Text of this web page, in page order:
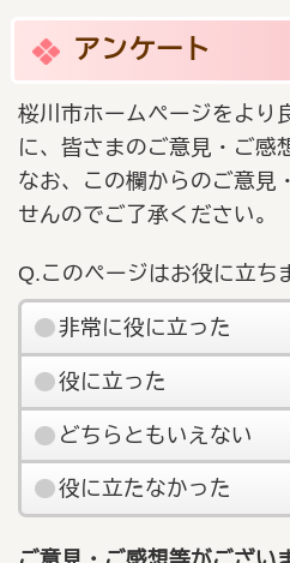
アンケート
桜川市ホームページをより
に、皆さまのご意見・ご感
なお、この欄からのご意見
せんのでご了承ください。
Q.このページはお役に立ち
非常に役に立った
役に立った
どちらともいえない
役に立たなかった